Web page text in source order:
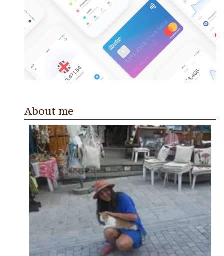
About me